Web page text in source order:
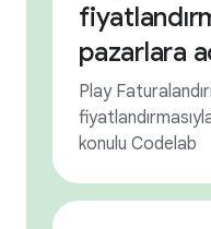
pazarlara
Play
konulu Codelab